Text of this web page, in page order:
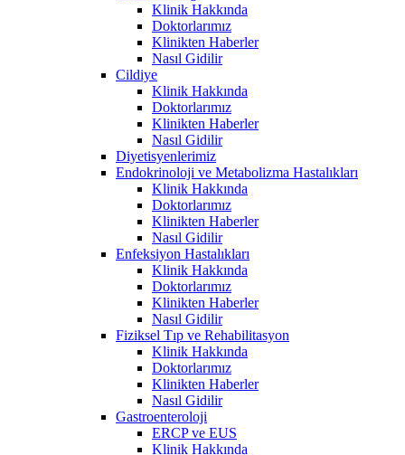
Klinik Hakkında
Doktorlarımız
Klinikten Haberler
Nasıl Gidilir
Cildiye
Klinik Hakkında
Doktorlarımız
Klinikten Haberler
Nasıl Gidilir
Diyetisyenlerimiz
Endokrinoloji ve Metabolizma Hastalıkları
Klinik Hakkında
Doktorlarımız
Klinikten Haberler
Nasıl Gidilir
Enfeksiyon Hastalıkları
Klinik Hakkında
Doktorlarımız
Klinikten Haberler
Nasıl Gidilir
Fiziksel Tıp ve Rehabilitasyon
Klinik Hakkında
Doktorlarımız
Klinikten Haberler
Nasıl Gidilir
Gastroenteroloji
ERCP ve EUS
Klinik Hakkında